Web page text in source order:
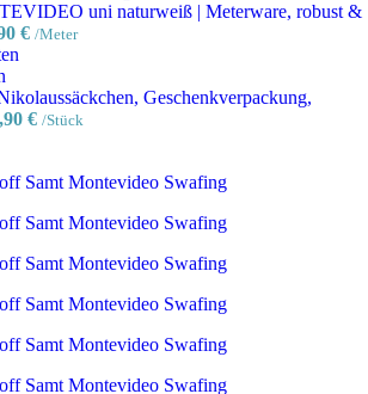
uni naturweiß | Meterware, robust &
€ /Meter
Geschenkverpackung,
€
€Aktueller
9,90 €.
/Stück